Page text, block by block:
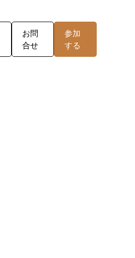
お問
合せ
参加
する